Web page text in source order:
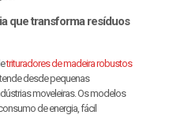
que transforma resíduos
trituradores de madeira robustos
desde pequenas
moveleiras. Os modelos
de energia, fácil